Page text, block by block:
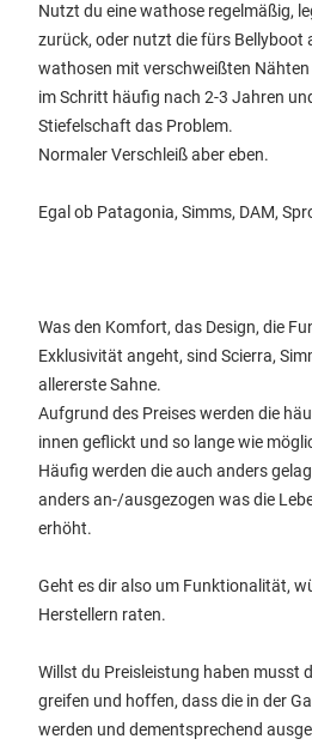
Nutzt du eine wathose regelmäßig,
zurück, oder nutzt die fürs Bellyboot
wathosen mit verschweißten
im Schritt häufig nach 2-3 Jahren
Stiefelschaft das Problem.
Normaler Verschleiß aber eben.
Egal ob Patagonia, Simms, DAM,
Was den Komfort, das Design, die
Exklusivität angeht, sind Scierra,
allererste Sahne.
Aufgrund des Preises werden die
innen geflickt und so lange wie
Häufig werden die auch anders
anders an-/ausgezogen was die
erhöht.
Geht es dir also um Funktionalität,
Herstellern raten.
Willst du Preisleistung haben musst
greifen und hoffen, dass die in der
werden und dementsprechend